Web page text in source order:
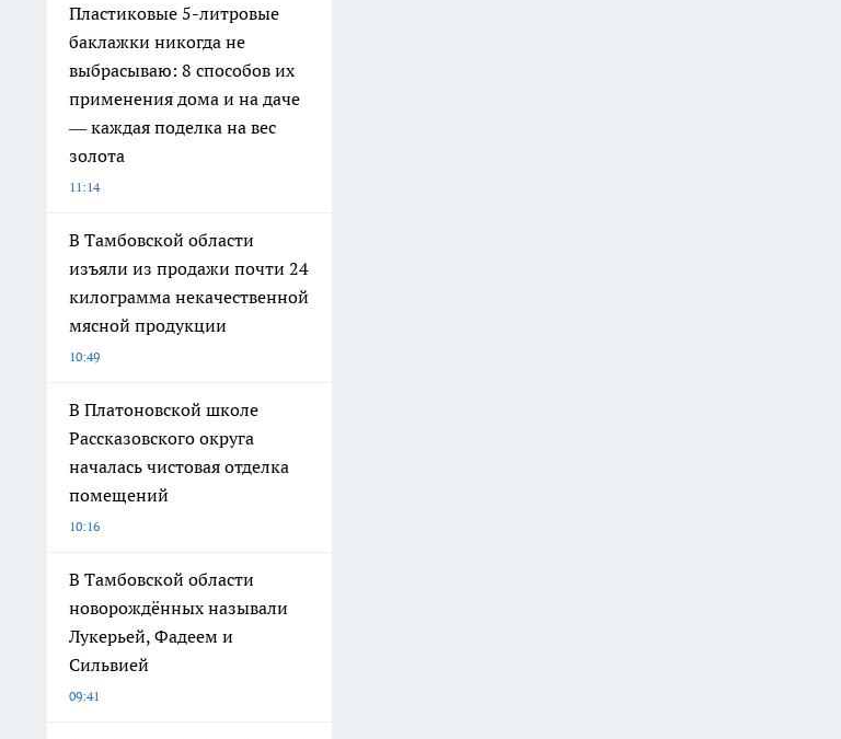
Пластиковые 5-литровые
баклажки никогда не
выбрасываю: 8 способов их
применения дома и на даче
— каждая поделка на вес
золота
11:14
В Тамбовской области
изъяли из продажи почти 24
килограмма некачественной
мясной продукции
10:49
В Платоновской школе
Рассказовского округа
началась чистовая отделка
помещений
10:16
В Тамбовской области
новорождённых называли
Лукерьей, Фадеем и
Сильвией
09:41